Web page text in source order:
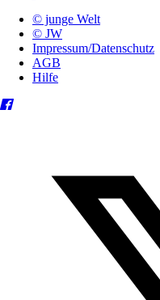
© junge Welt
© JW
Impressum/Datenschutz
AGB
Hilfe